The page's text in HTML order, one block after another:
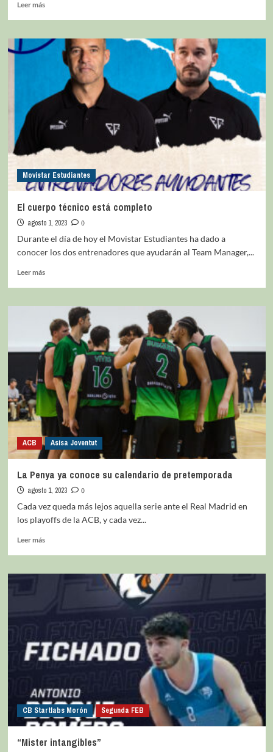
Leer más
Movistar Estudiantes
El cuerpo técnico está completo
agosto 1, 2023
0
Durante el día de hoy el Movistar Estudiantes ha dado a
conocer los dos entrenadores que ayudarán al Team Manager,...
Leer más
ACB Asisa Joventut
La Penya ya conoce su calendario de pretemporada
agosto 1, 2023
0
Cada vez queda más lejos aquella serie ante el Real Madrid en
los playoffs de la ACB, y cada vez...
Leer más
CB Startlabs Morón Segunda FEB
“Mister intangibles”